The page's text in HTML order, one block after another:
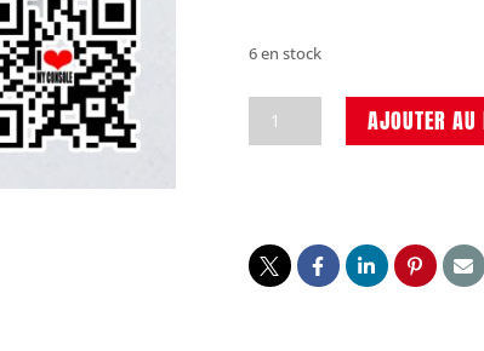
6 en stock
quantité
2DS
XL-
AJOUTER AU